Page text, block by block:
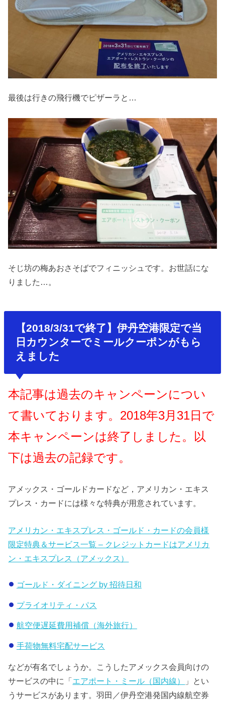
最後は行きの飛行機でピザーラと…
そじ坊の梅あおさそばでフィニッシュです。お世話にな
りました…。
【2018/3/31で終了】伊丹空港限定で当
日カウンターでミールクーポンがもら
えました
本記事は過去のキャンペーンについ
て書いております。2018年3月31日で
本キャンペーンは終了しました。以
下は過去の記録です。
アメックス・ゴールドカードなど，アメリカン・エキス
プレス・カードには様々な特典が用意されています。
アメリカン・エキスプレス・ゴールド・カードの会員様
限定特典＆サービス一覧 – クレジットカードはアメリカ
ン・エキスプレス（アメックス）
ゴールド・ダイニング by 招待日和
プライオリティ・パス
航空便遅延費用補償（海外旅行）
手荷物無料宅配サービス
などが有名でしょうか。こうしたアメックス会員向けの
サービスの中に「 エアポート・ミール（国内線）
」とい
うサービスがあります。羽田／伊丹空港発国内線航空券